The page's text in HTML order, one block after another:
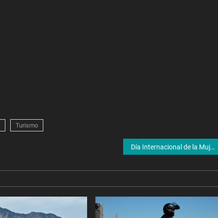
Turismo
Día Internacional de la Mujer: qué pasó el 8 de marzo